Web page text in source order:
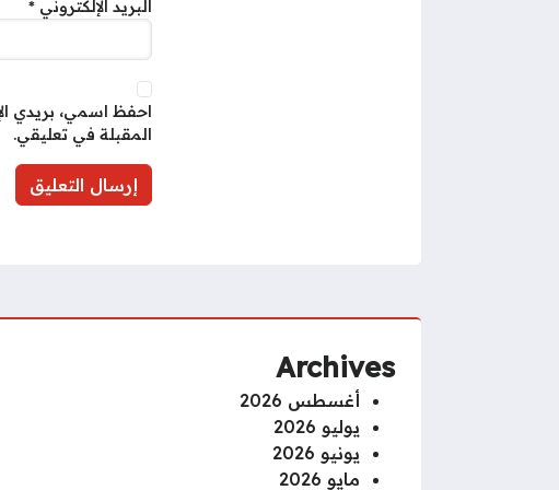
البريد الإلكتروني *
احفظ اسمي، بريدي
المقبلة في تعليقي.
Archives
أغسطس 2026
يوليو 2026
يونيو 2026
مايو 2026